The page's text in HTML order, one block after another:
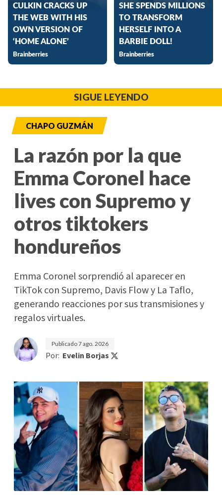
SIGUE LEYENDO
CHAPO GUZMÁN
La razón por la que
Emma Coronel hace
lives con Supremo y
otros tiktokers
hondureños
Emma Coronel sorprendió al aparecer en
TikTok con Supremo, Davis Flow y La Taflo,
generando reacciones por sus transmisiones y
regalos virtuales.
Publicado7 ago. 2026
Por: Evelin Borjas